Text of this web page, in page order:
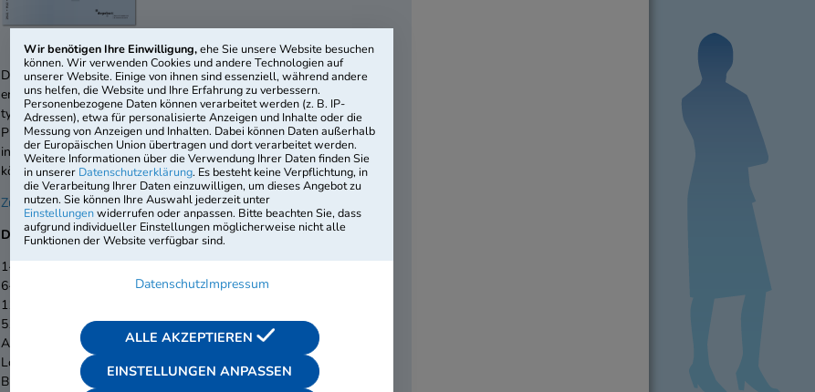
Wir benötigen Ihre Einwilligung,ehe Sie unsere Website besuchen
können. Wir verwenden Cookies und andere Technologien auf
unserer Website. Einige von ihnen sind essenziell, während andere
uns helfen, die Website und Ihre Erfahrung zu verbessern.
Personenbezogene Daten können verarbeitet werden (z. B. IP-
Adressen), etwa für personalisierte Anzeigen und Inhalte oder die
Messung von Anzeigen und Inhalten. Dabei können Daten außerhalb
der Europäischen Union übertragen und dort verarbeitet werden.
Weitere Informationen über die Verwendung Ihrer Daten finden Sie
in unserer Datenschutzerklärung. Es besteht keine Verpflichtung, in
die Verarbeitung Ihrer Daten einzuwilligen, um dieses Angebot zu
nutzen. Sie können Ihre Auswahl jederzeit unter
Einstellungenwiderrufen oder anpassen. Bitte beachten Sie, dass
aufgrund individueller Einstellungen möglicherweise nicht alle
Funktionen der Website verfügbar sind.
DatenschutzImpressum
ALLE AKZEPTIEREN
EINSTELLUNGEN ANPASSEN
Das Testmodul „Logisches Denkvermögen“ unseres Basisangebots
enthält einen Querschnitt einschlägiger Aufgaben, ausgerichtet an
typischen Anforderungen in Unternehmen und Behörden. Das
Prüfungsheft ist kurzfristig verfügbar, das mitgelieferte Merkblatt
informiert kompakt über die Durchführung und Auswertung – so
können Sie direkt mit der Testung starten.
Zur Online-Version >>
Das Basisangebot:
1-5 Prüfungshefte
6-10 Prüfungshefte
7,95 € je Exemplar
11-50 Prüfungshefte
51-100 Prüfungshefte
4,95 € je Exemplar
Ab 101 Prüfungshefte
3,95 € je Exemplar
Lösungsschablone
9,95 € je Exemplar
Branding mit Firmenlogo
99,00 €